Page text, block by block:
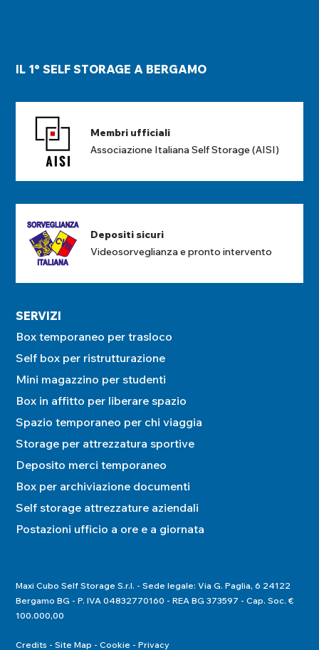
SERVIZI
Box temporaneo per trasloco
Self box per ristrutturazione
Mini magazzino per studenti
Box in affitto per liberare spazio
Spazio temporaneo per chi viaggia
Storage per attrezzatura sportive
Deposito merci temporaneo
Box per archiviazione documenti
Self storage attrezzature aziendali
Postazioni ufficio a ore e a giornata
IL 1° SELF STORAGE A BERGAMO
Membri ufficiali
Associazione Italiana Self Storage (AISI)
Depositi sicuri
Videosorveglianza e pronto intervento
Maxi Cubo Self Storage S.r.l. - Sede legale: Via G. Paglia, 6 24122
Bergamo BG - P. IVA 04832770160 - REA BG 373597 - Cap. Soc. €
100.000,00
Credits Site Map Cookie Privacy